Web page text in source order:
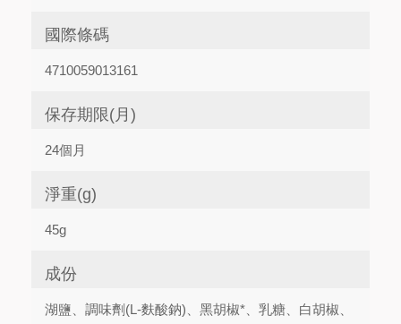
國際條碼
4710059013161
保存期限(月)
24個月
淨重(g)
45g
成份
湖鹽、調味劑(L-麩酸鈉)、黑胡椒*、乳糖、白胡椒、